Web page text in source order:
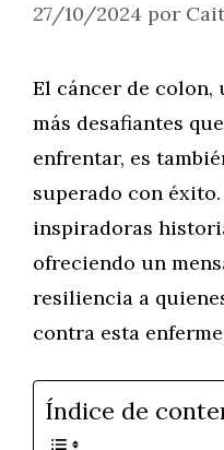
27/10/2024 por
El cáncer de colon,
más desafiantes
enfrentar, es
superado con
inspiradoras
ofreciendo un
resiliencia a
contra esta
Índice de